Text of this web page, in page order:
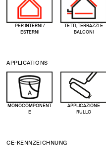
PER INTERNI /
ESTERNI
TETTI, TERRAZZI E
BALCONI
APPLICATIONS
MONOCOMPONENT
E
APPLICAZIONE
RULLO
CE-KENNZEICHNUNG